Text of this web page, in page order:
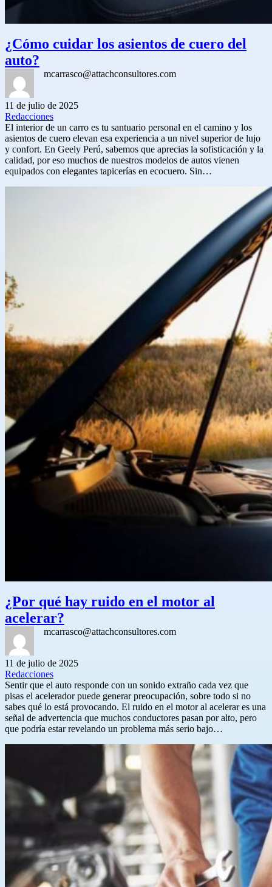
¿Cómo cuidar los asientos de cuero del
auto?
mcarrasco@attachconsultores.com
11 de julio de 2025
Redacciones
El interior de un carro es tu santuario personal en el camino y los
asientos de cuero elevan esa experiencia a un nivel superior de lujo
y confort. En Geely Perú, sabemos que aprecias la sofisticación y la
calidad, por eso muchos de nuestros modelos de autos vienen
equipados con elegantes tapicerías en ecocuero. Sin…
¿Por qué hay ruido en el motor al
acelerar?
mcarrasco@attachconsultores.com
11 de julio de 2025
Redacciones
Sentir que el auto responde con un sonido extraño cada vez que
pisas el acelerador puede generar preocupación, sobre todo si no
sabes qué lo está provocando. El ruido en el motor al acelerar es una
señal de advertencia que muchos conductores pasan por alto, pero
que podría estar revelando un problema más serio bajo…